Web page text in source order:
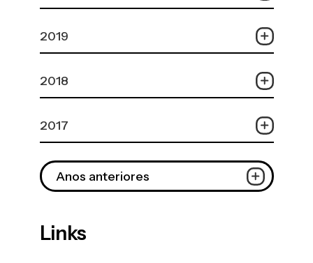
2019
2018
2017
Anos anteriores
Links